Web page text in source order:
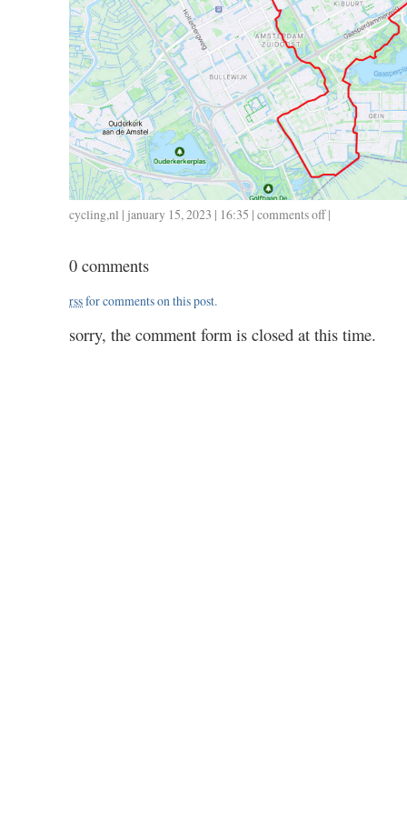
cycling,nl | january 15, 2023 | 16:35 | comments offon
|
0 comments
rssfor comments on this post.
sorry, the comment form is closed at this time.